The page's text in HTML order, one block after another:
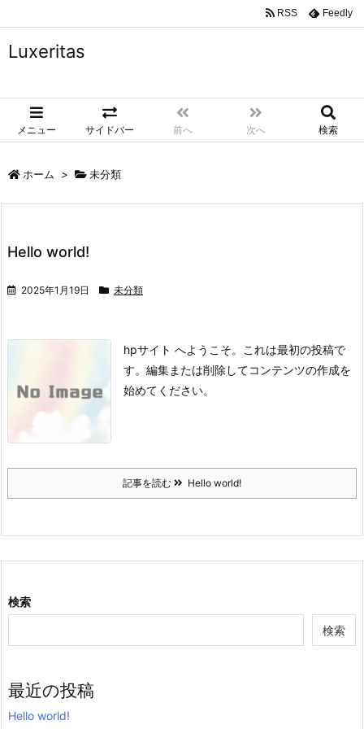
Luxeritas
メニュー サイドバー 前へ 次へ 検索
RSS Feedly
ホーム > 未分類
Hello world!
2025年1月19日 未分類
hpサイト へようこそ。これは最初の投稿で
す。編集または削除してコンテンツの作成を
始めてください。
記事を読む Hello world!
検索
検索
最近の投稿
Hello world!